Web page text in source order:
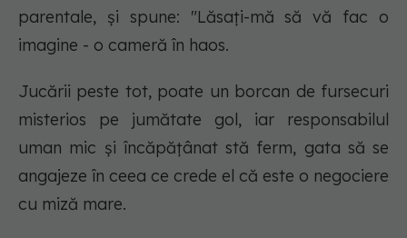
parentale, și spune: "Lăsați-mă să vă fac o
imagine - o cameră în haos.
Jucării peste tot, poate un borcan de fursecuri
misterios pe jumătate gol, iar responsabilul
uman mic și încăpățânat stă ferm, gata să se
angajeze în ceea ce crede el că este o negociere
cu miză mare.